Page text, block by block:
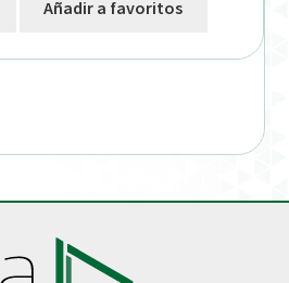
Añadir a favoritos